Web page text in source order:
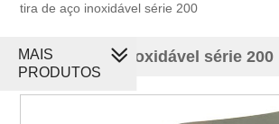
tira de aço inoxidável série 200
tira de aço inoxidável série 200
MAIS
PRODUTOS